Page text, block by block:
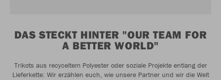
DAS STECKT HINTER "OUR TEAM FOR
A BETTER WORLD"
Trikots aus recyceltem Polyester oder soziale Projekte entlang der
Lieferkette: Wir erzählen euch, wie unsere Partner und wir die Welt